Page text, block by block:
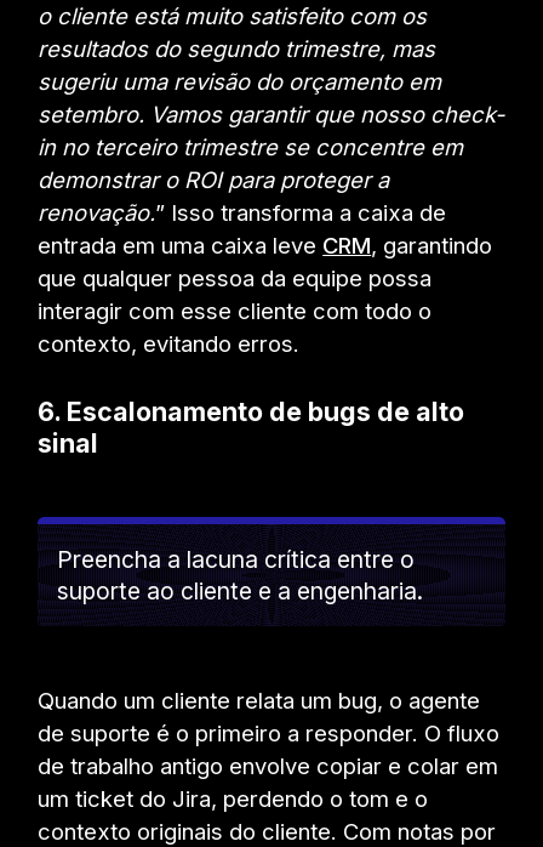
o cliente está muito satisfeito com os
resultados do segundo trimestre, mas
sugeriu uma revisão do orçamento em
setembro. Vamos garantir que nosso check-
in no terceiro trimestre se concentre em
demonstrar o ROI para proteger a
renovação.” Isso transforma a caixa de
entrada em uma caixa leve CRM, garantindo
que qualquer pessoa da equipe possa
interagir com esse cliente com todo o
contexto, evitando erros.
6. Escalonamento de bugs de alto
sinal
Preencha a lacuna crítica entre o
suporte ao cliente e a engenharia.
Quando um cliente relata um bug, o agente
de suporte é o primeiro a responder. O fluxo
de trabalho antigo envolve copiar e colar em
um ticket do Jira, perdendo o tom e o
contexto originais do cliente. Com notas por